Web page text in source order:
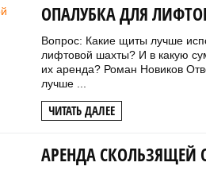
ОПАЛУБКА ДЛЯ
Вопрос: Какие щиты лучше
лифтовой шахты? И в какую
их аренда? Роман Новиков
лучше ...
ЧИТАТЬ ДАЛЕЕ
АРЕНДА СКОЛЬЗЯЩЕЙ